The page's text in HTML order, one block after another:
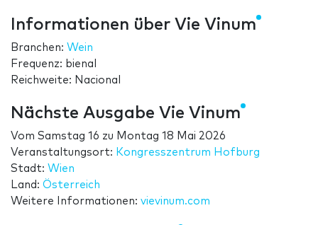
Informationen über Vie Vinum
Branchen: Wein
Frequenz: bienal
Reichweite: Nacional
Nächste Ausgabe Vie Vinum
Vom Samstag 16 zu Montag 18 Mai 2026
Veranstaltungsort: Kongresszentrum Hofburg
Stadt: Wien
Land: Österreich
Weitere Informationen: vievinum.com